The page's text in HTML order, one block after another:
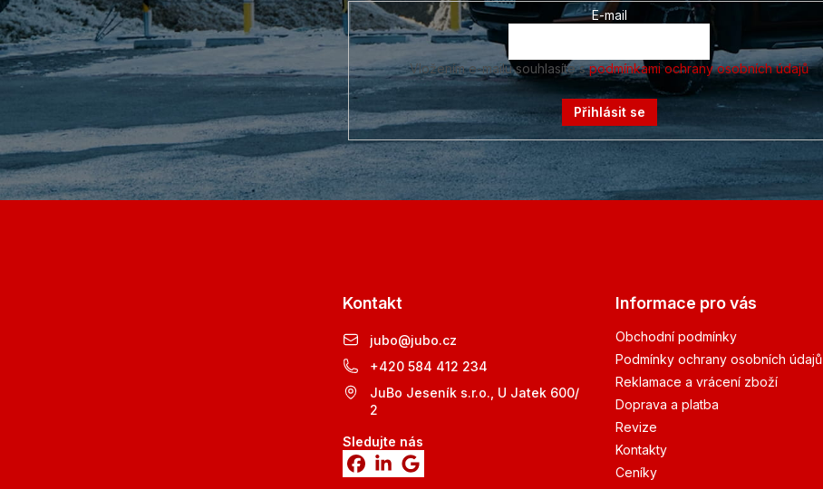
E-mail
Vložením e-mailu souhlasíte spodmínkami ochrany osobních údajů
Přihlásit se
Kontakt
jubo@jubo.cz
+420 584 412 234
JuBo Jeseník s.r.o., U Jatek 600/
2
Sledujte nás
Informace pro vás
Obchodní podmínky
Podmínky ochrany osobních údajů
Reklamace a vrácení zboží
Doprava a platba
Revize
Kontakty
Ceníky